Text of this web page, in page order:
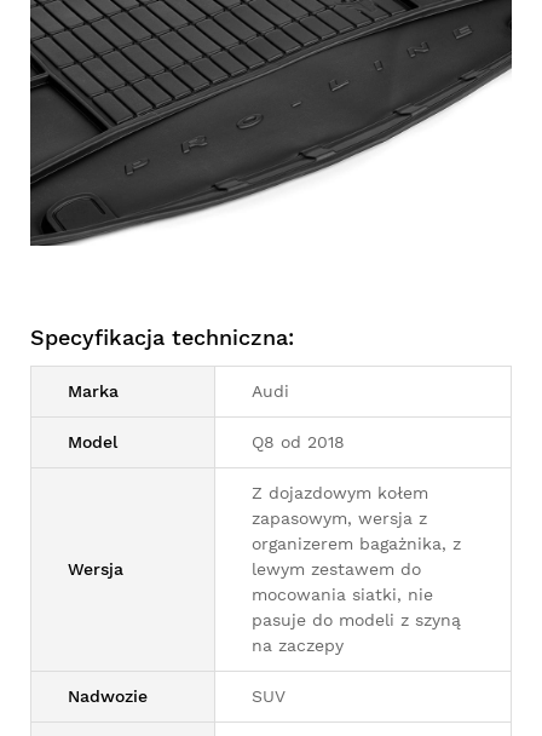
Specyfikacja techniczna:
Marka Audi
Model Q8 od 2018
Wersja
Z dojazdowym kołem
zapasowym, wersja z
organizerem bagażnika, z
lewym zestawem do
mocowania siatki, nie
pasuje do modeli z szyną
na zaczepy
Nadwozie SUV